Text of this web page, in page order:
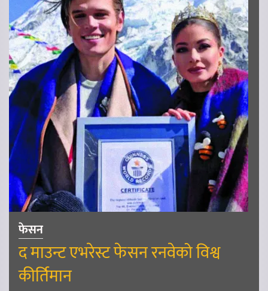
फेसन
द माउन्ट एभरेस्ट फेसन रनवेको विश्व
कीर्तिमान